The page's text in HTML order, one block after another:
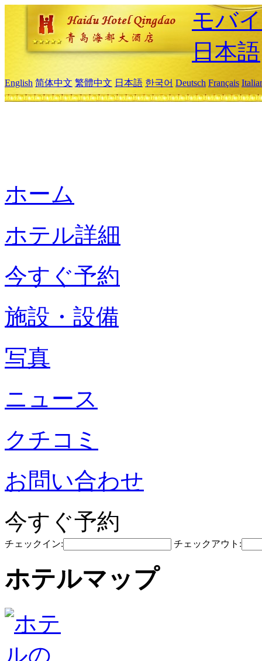
モバ
日本語
English 简体中文 繁體中文 日本語 한국어 Deutsch Français
ホーム
ホテル詳細
今すぐ予約
施設・設備
写真
ニュース
クチコミ
お問い合わせ
今すぐ予約
チェックイン: チェックアウト:
ホテルマップ